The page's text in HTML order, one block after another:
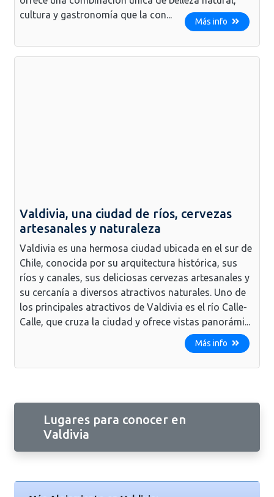
cultura y gastronomía que la con...
Más info
Valdivia, una ciudad de ríos, cervezas
artesanales y naturaleza
Valdivia es una hermosa ciudad ubicada en el sur de
Chile, conocida por su arquitectura histórica, sus
ríos y canales, sus deliciosas cervezas artesanales y
su cercanía a diversos atractivos naturales. Uno de
los principales atractivos de Valdivia es el río Calle-
Calle, que cruza la ciudad y ofrece vistas panorámi...
Más info
Lugares para conocer en
Valdivia